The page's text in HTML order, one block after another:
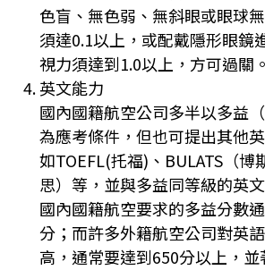
色盲、無色弱、無斜眼或眼球
須達0.1以上，或配戴隱形眼鏡
視力須達到1.0以上，方可過關。
英文能力
國內國籍航空公司多半以多益
為應考條件，但也可提出其他
如TOEFL(托福)、BULATS（博
思）等，並與多益同等級的英
國內國籍航空要求的多益分數
分；而許多外籍航空公司對英
高，通常要達到650分以上，並